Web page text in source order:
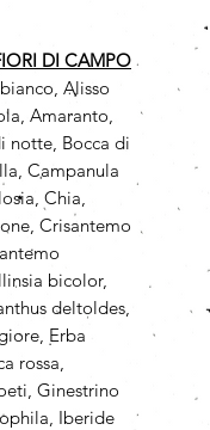
DI CAMPO
Alisso
Amaranto,
notte, Bocca di
Campanula
Chia,
Crisantemo
bicolor,
deltoldes,
Erba
rossa,
Ginestrino
Iberide